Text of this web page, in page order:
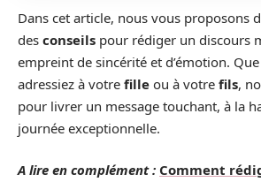
Dans cet article, nous vous proposons
des conseils pour rédiger un discours
empreint de sincérité et d’émotion.
adressiez à votre fille ou à votre fils,
pour livrer un message touchant, à la
journée exceptionnelle.
A lire en complément : Comment